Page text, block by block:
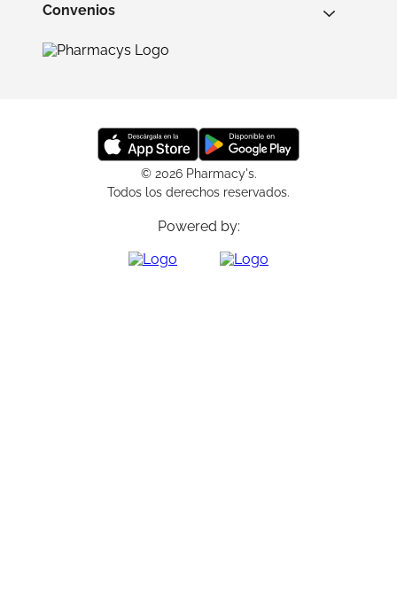
Convenios
© 2026 Pharmacy's.
Todos los derechos reservados.
Powered by: